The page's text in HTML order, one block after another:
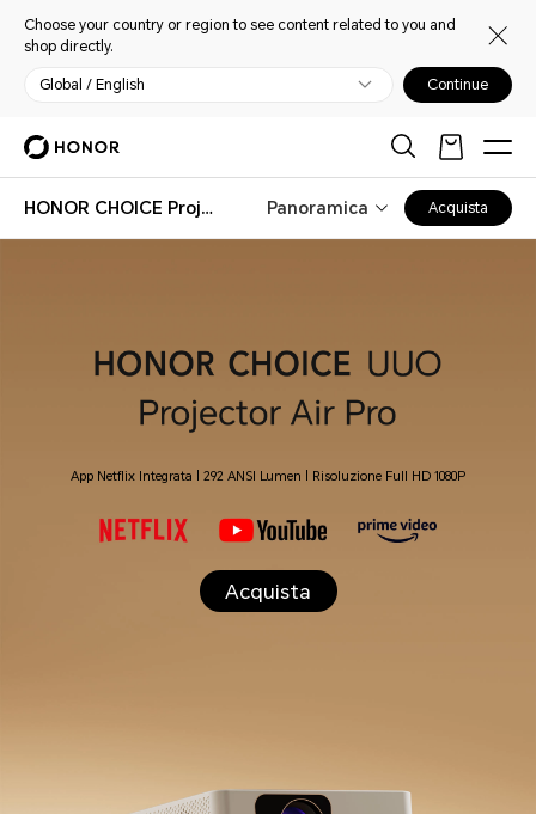
Choose your country or region to see content related to you and
shop directly.
Global / English Continue
HONOR CHOICE Projector Air Pro Panoramica Acquista
App Netflix Integrata | 292 ANSI Lumen | Risoluzione Full HD 1080P
Acquista